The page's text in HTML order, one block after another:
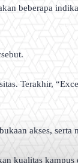
beberapa
Terakhir,
akses, serta
kualitas